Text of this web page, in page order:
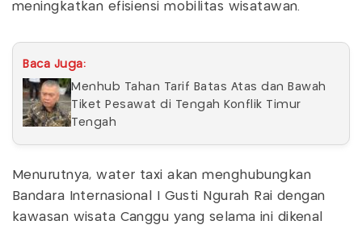
meningkatkan efisiensi mobilitas wisatawan.
Baca Juga:
Menhub Tahan Tarif Batas Atas dan Bawah
Tiket Pesawat di Tengah Konflik Timur
Tengah
Menurutnya, water taxi akan menghubungkan
Bandara Internasional I Gusti Ngurah Rai dengan
kawasan wisata Canggu yang selama ini dikenal